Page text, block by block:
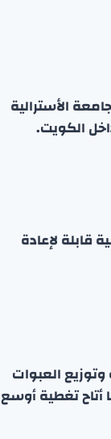
الأسترالية
الكويت.
قابلة لإعادة
العبوات
أتاح تغطية أوسع